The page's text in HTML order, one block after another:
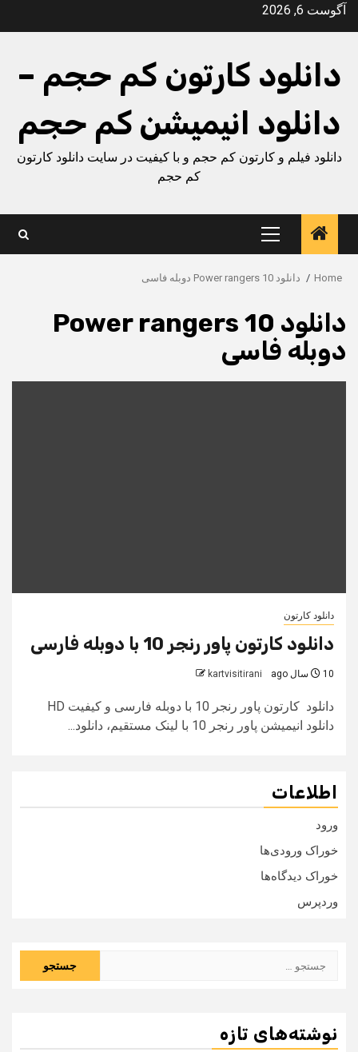
Skipآگوست 6, 2026
دانلود کارتون کم حجم –
دانلود انیمیشن کم حجم
دانلود فیلم و کارتون کم حجم و با کیفیت در سایت دانلود کارتون
کم حجم
Primary
Menu
Home دانلود Power rangers 10 دوبله فاسی
دانلود Power rangers 10
دوبله فاسی
دانلود کارتون
دانلود کارتون پاور رنجر 10 با دوبله فارسی
10 سال ago kartvisitirani
دانلود کارتون پاور رنجر 10 با دوبله فارسی و کیفیت HD
دانلود انیمیشن پاور رنجر 10 با لینک مستقیم، دانلود...
اطلاعات
ورود
خوراک ورودی‌ها
خوراک دیدگاه‌ها
وردپرس
نوشته‌های تازه